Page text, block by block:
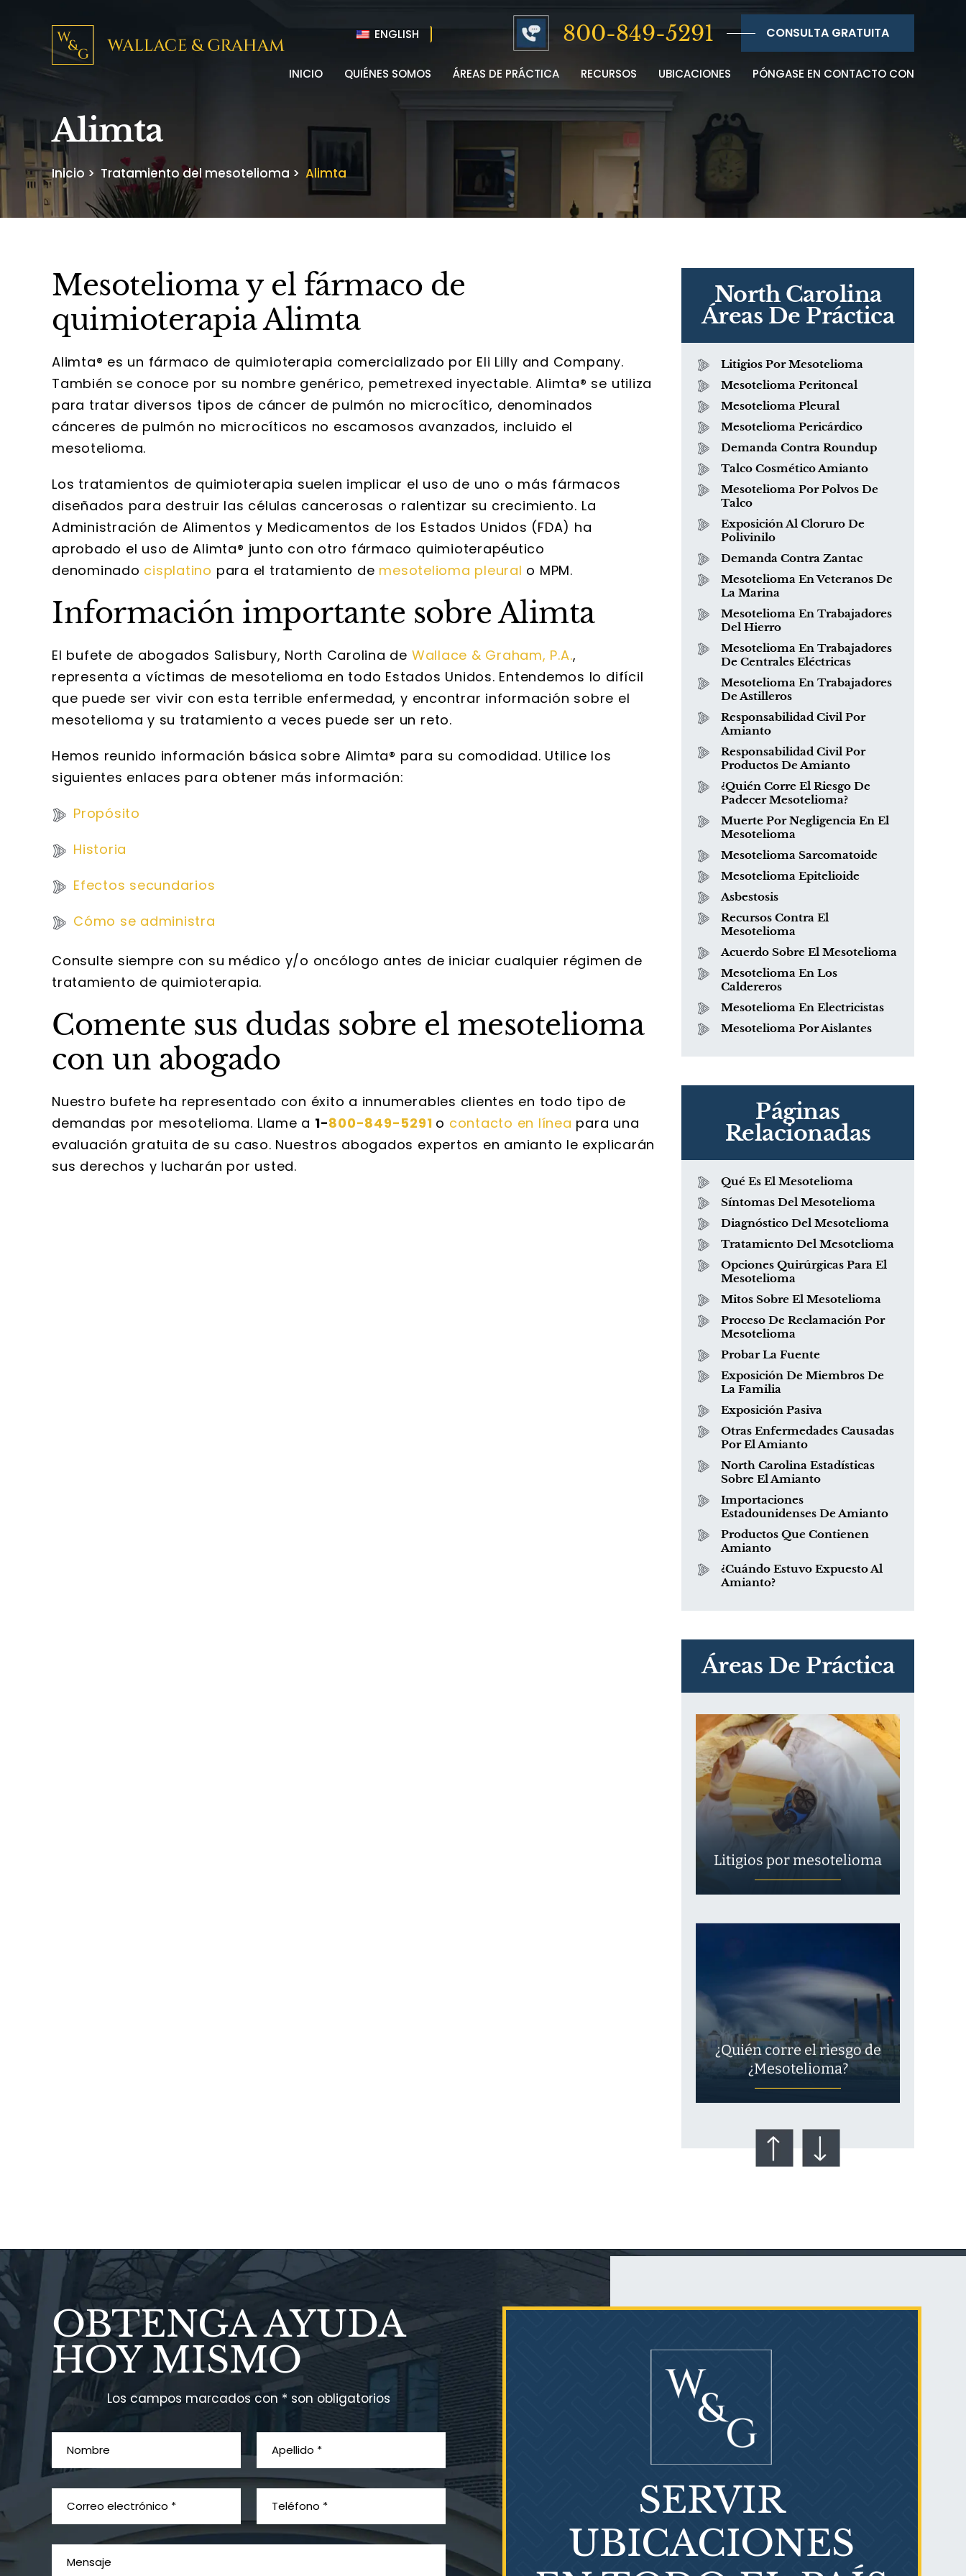
ENGLISH 800-849-5291 CONSULTA GRATUITA
INICIO QUIÉNES SOMOS ÁREAS DE PRÁCTICA RECURSOS UBICACIONES PÓNGASE EN CONTACTO CON
Alimta
Inicio > Tratamiento del mesotelioma > Alimta
Mesotelioma y el fármaco de
quimioterapia Alimta
Alimta® es un fármaco de quimioterapia comercializado por Eli Lilly and Company.
También se conoce por su nombre genérico, pemetrexed inyectable. Alimta® se utiliza
para tratar diversos tipos de cáncer de pulmón no microcítico, denominados
cánceres de pulmón no microcíticos no escamosos avanzados, incluido el
mesotelioma.
Los tratamientos de quimioterapia suelen implicar el uso de uno o más fármacos
diseñados para destruir las células cancerosas o ralentizar su crecimiento. La
Administración de Alimentos y Medicamentos de los Estados Unidos (FDA) ha
aprobado el uso de Alimta® junto con otro fármaco quimioterapéutico
denominado cisplatino para el tratamiento de mesotelioma pleural o MPM.
Información importante sobre Alimta
El bufete de abogados Salisbury, North Carolina de Wallace & Graham, P.A.,
representa a víctimas de mesotelioma en todo Estados Unidos. Entendemos lo difícil
que puede ser vivir con esta terrible enfermedad, y encontrar información sobre el
mesotelioma y su tratamiento a veces puede ser un reto.
Hemos reunido información básica sobre Alimta® para su comodidad. Utilice los
siguientes enlaces para obtener más información:
Propósito
Historia
Efectos secundarios
Cómo se administra
Consulte siempre con su médico y/o oncólogo antes de iniciar cualquier régimen de
tratamiento de quimioterapia.
Comente sus dudas sobre el mesotelioma
con un abogado
Nuestro bufete ha representado con éxito a innumerables clientes en todo tipo de
demandas por mesotelioma. Llame a 1-800-849-5291 o contacto en línea para una
evaluación gratuita de su caso. Nuestros abogados expertos en amianto le explicarán
sus derechos y lucharán por usted.
North Carolina
Áreas De Práctica
Litigios Por Mesotelioma
Mesotelioma Peritoneal
Mesotelioma Pleural
Mesotelioma Pericárdico
Demanda Contra Roundup
Talco Cosmético Amianto
Mesotelioma Por Polvos De
Talco
Exposición Al Cloruro De
Polivinilo
Demanda Contra Zantac
Mesotelioma En Veteranos De
La Marina
Mesotelioma En Trabajadores
Del Hierro
Mesotelioma En Trabajadores
De Centrales Eléctricas
Mesotelioma En Trabajadores
De Astilleros
Responsabilidad Civil Por
Amianto
Responsabilidad Civil Por
Productos De Amianto
¿Quién Corre El Riesgo De
Padecer Mesotelioma?
Muerte Por Negligencia En El
Mesotelioma
Mesotelioma Sarcomatoide
Mesotelioma Epitelioide
Asbestosis
Recursos Contra El
Mesotelioma
Acuerdo Sobre El Mesotelioma
Mesotelioma En Los
Caldereros
Mesotelioma En Electricistas
Mesotelioma Por Aislantes
Páginas
Relacionadas
Qué Es El Mesotelioma
Síntomas Del Mesotelioma
Diagnóstico Del Mesotelioma
Tratamiento Del Mesotelioma
Opciones Quirúrgicas Para El
Mesotelioma
Mitos Sobre El Mesotelioma
Proceso De Reclamación Por
Mesotelioma
Probar La Fuente
Exposición De Miembros De
La Familia
Exposición Pasiva
Otras Enfermedades Causadas
Por El Amianto
North Carolina Estadísticas
Sobre El Amianto
Importaciones
Estadounidenses De Amianto
Productos Que Contienen
Amianto
¿Cuándo Estuvo Expuesto Al
Amianto?
Áreas De Práctica
¿Qué es el mesotelioma?
Litigios por mesotelioma
¿Quién corre el riesgo de
¿Mesotelioma?
Talco en polvo
¿Qué es el mesotelioma?
OBTENGA AYUDA
HOY MISMO
Los campos marcados con * son obligatorios
SERVIR
UBICACIONES